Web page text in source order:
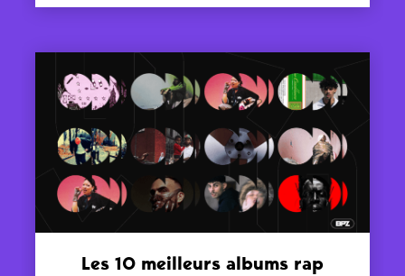
Les 10 meilleurs albums rap